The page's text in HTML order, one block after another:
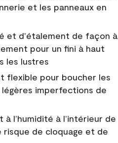
et les panneaux en
et d'étalement de façon à
pour un fini à haut
les lustres
flexible pour boucher les
imperfections de
à l’humidité à l’intérieur de
risque de cloquage et de